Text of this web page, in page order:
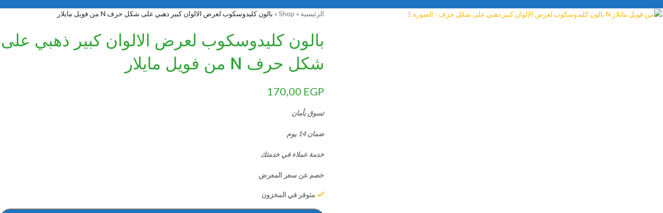
الرئيسية »
Shop
» بالون كليدوسكوب لعرض الالوان كبير ذهبي على شكل حرف N من فويل مايلار
بالون كليدوسكوب لعرض الالوان كبير ذهبي على
شكل حرف N من فويل مايلار
170,00 EGP
تسوق بأمان
ضمان 14 يوم
خدمة عملاء في خدمتك
خصم عن سعر المعرض
متوفر في المخزون